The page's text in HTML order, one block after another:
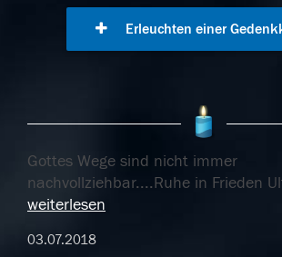
Erleuchten einer
Gottes Wege sind nicht immer
nachvollziehbar....Ruhe in Frieden
weiterlesen
03.07.2018